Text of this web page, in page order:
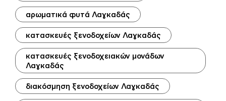
αρωματικά φυτά Λαγκαδάς
κατασκευές ξενοδοχείων Λαγκαδάς
κατασκευές ξενοδοχειακών μονάδων
Λαγκαδάς
διακόσμηση ξενοδοχείων Λαγκαδάς